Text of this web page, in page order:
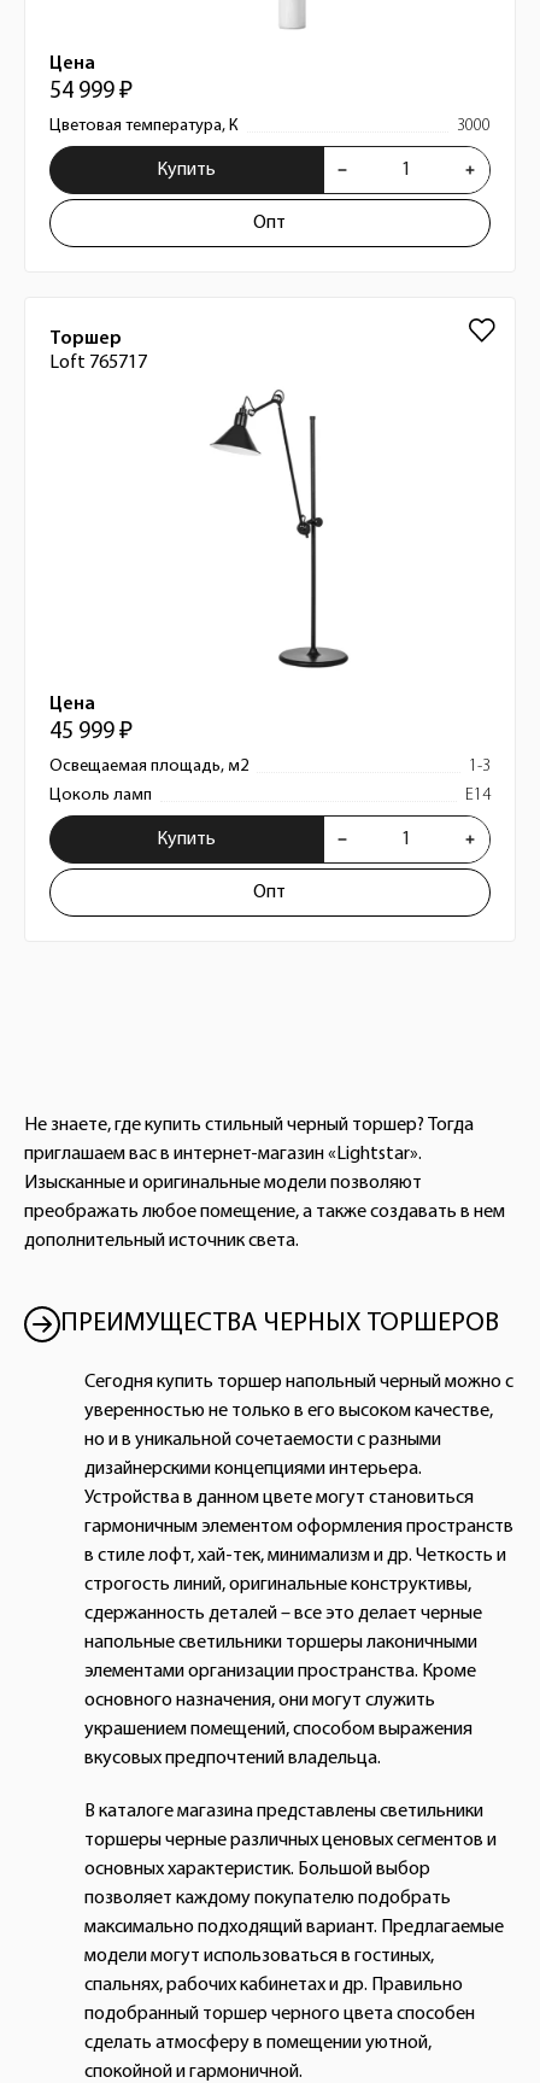
Цена
54 999 ₽
Цветовая температура, К 3000
Купить
Опт
Торшер
Loft 765717
Цена
45 999 ₽
Освещаемая площадь, м2
1-3
Цоколь ламп
E14
Купить
Опт
Не знаете, где купить стильный черный торшер? Тогда
приглашаем вас в интернет-магазин «Lightstar».
Изысканные и оригинальные модели позволяют
преображать любое помещение, а также создавать в нем
дополнительный источник света.
ПРЕИМУЩЕСТВА ЧЕРНЫХ ТОРШЕРОВ
Сегодня купить торшер напольный черный можно с
уверенностью не только в его высоком качестве,
но и в уникальной сочетаемости с разными
дизайнерскими концепциями интерьера.
Устройства в данном цвете могут становиться
гармоничным элементом оформления пространств
в стиле лофт, хай-тек, минимализм и др. Четкость и
строгость линий, оригинальные конструктивы,
сдержанность деталей – все это делает черные
напольные светильники торшеры лаконичными
элементами организации пространства. Кроме
основного назначения, они могут служить
украшением помещений, способом выражения
вкусовых предпочтений владельца.
В каталоге магазина представлены светильники
торшеры черные различных ценовых сегментов и
основных характеристик. Большой выбор
позволяет каждому покупателю подобрать
максимально подходящий вариант. Предлагаемые
модели могут использоваться в гостиных,
спальнях, рабочих кабинетах и др. Правильно
подобранный торшер черного цвета способен
сделать атмосферу в помещении уютной,
спокойной и гармоничной.